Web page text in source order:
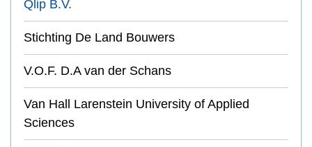
Qlip B.V.
Stichting De Land Bouwers
V.O.F. D.A van der Schans
Van Hall Larenstein University of Applied
Sciences